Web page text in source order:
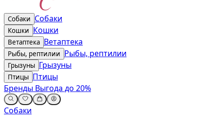
Собаки Собаки
Кошки Кошки
Ветаптека Ветаптека
Рыбы, рептилии Рыбы, рептилии
Грызуны Грызуны
Птицы Птицы
Бренды Выгода до 20%
Собаки